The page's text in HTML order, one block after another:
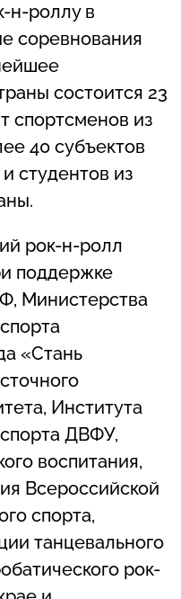
н-роллу в
соревнования
состоится 23
спортсменов из
40 субъектов
студентов из
рок-н-ролл
поддержке
Министерства
«Стань
Института
ДВФУ,
воспитания,
Всероссийской
спорта,
танцевального
рок-